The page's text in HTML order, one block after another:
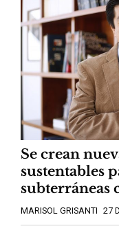
Se crean
sustentables
subterráneas
MARISOL GRISANTI 27